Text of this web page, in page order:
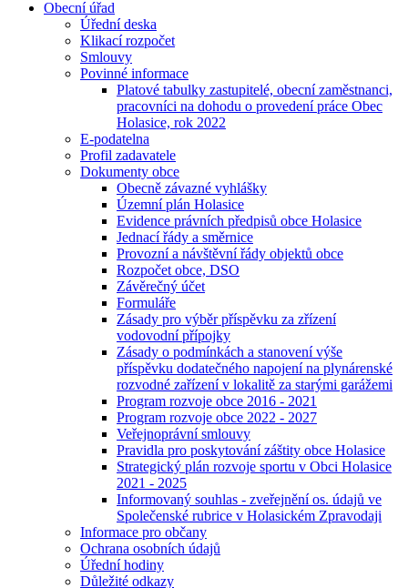
Obecní úřad
Úřední deska
Klikací rozpočet
Smlouvy
Povinné informace
Platové tabulky zastupitelé, obecní zaměstnanci,
pracovníci na dohodu o provedení práce Obec
Holasice, rok 2022
E-podatelna
Profil zadavatele
Dokumenty obce
Obecně závazné vyhlášky
Územní plán Holasice
Evidence právních předpisů obce Holasice
Jednací řády a směrnice
Provozní a návštěvní řády objektů obce
Rozpočet obce, DSO
Závěrečný účet
Formuláře
Zásady pro výběr příspěvku za zřízení
vodovodní přípojky
Zásady o podmínkách a stanovení výše
příspěvku dodatečného napojení na plynárenské
rozvodné zařízení v lokalitě za starými garážemi
Program rozvoje obce 2016 - 2021
Program rozvoje obce 2022 - 2027
Veřejnoprávní smlouvy
Pravidla pro poskytování záštity obce Holasice
Strategický plán rozvoje sportu v Obci Holasice
2021 - 2025
Informovaný souhlas - zveřejnění os. údajů ve
Společenské rubrice v Holasickém Zpravodaji
Informace pro občany
Ochrana osobních údajů
Úřední hodiny
Důležité odkazy